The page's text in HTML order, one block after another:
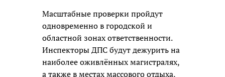
Масштабные проверки пройдут
одновременно в городской и
областной зонах ответственности.
Инспекторы ДПС будут дежурить на
наиболее оживлённых магистралях,
а также в местах массового отдыха,